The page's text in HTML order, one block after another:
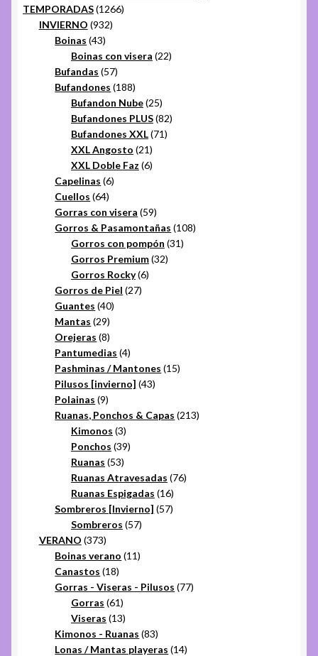
TEMPORADAS 12661266
INVIERNO 932932
Boinas 4343
productos
Boinas con visera 2222
Bufandas 5757
productos
Bufandones 188188
productos
Bufandon Nube 2525
productos
Bufandones PLUS 8282
Bufandones XXL 7171
XXL Angosto 2121
productos
XXL Doble Faz 66
Capelinas 66
Cuellos 6464
productos
Gorras con visera 5959
productos
Gorros & Pasamontañas 108108
Gorros con pompón 3131
Gorros Premium 3232
Gorros Rocky 66
Gorros de Piel 2727
Guantes 4040
Mantas 2929
productos
Orejeras 88
productos
Pantumedias 44
productos
Pashminas / Mantones 1515
Pilusos [invierno] 4343
Polainas 99
productos
Ruanas, Ponchos & Capas 213213
Kimonos 33
productos
Ponchos 3939
Ruanas 5353
productos
Ruanas Atravesadas 7676
Ruanas Espigadas 1616
productos
Sombreros [Invierno] 5757
Sombreros 5757
VERANO 373373
productos
Boinas verano 1111
Canastos 1818
productos
Gorras - Viseras - Pilusos 7777
Gorras 6161
productos
Viseras 1313
productos
Kimonos - Ruanas 8383
productos
Lonas / Mantas playeras 1414